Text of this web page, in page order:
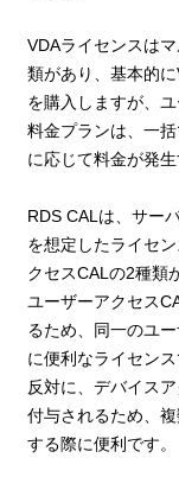
VDAライセンスは
類があり、基本的
を購入しますが、
料金プランは、一
に応じて料金が発
RDS CALは、サー
を想定したライセ
クセスCALの2種類
ユーザーアクセス
るため、同一のユ
に便利なライセンス
反対に、デバイス
付与されるため、
する際に便利です。